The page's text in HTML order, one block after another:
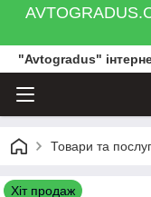
"Avtogradus"
Товари та
Хіт продаж